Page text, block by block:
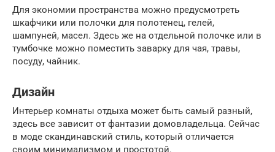
Для экономии пространства можно предусмотреть
шкафчики или полочки для полотенец, гелей,
шампуней, масел. Здесь же на отдельной полочке или в
тумбочке можно поместить заварку для чая, травы,
посуду, чайник.
Дизайн
Интерьер комнаты отдыха может быть самый разный,
здесь все зависит от фантазии домовладельца. Сейчас
в моде скандинавский стиль, который отличается
своим минимализмом и простотой.